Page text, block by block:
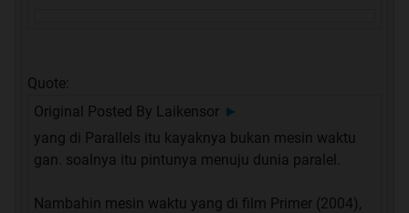
Quote:
Original Posted By Laikensor ►
yang di Parallels itu kayaknya bukan mesin waktu
gan. soalnya itu pintunya menuju dunia paralel.
Nambahin mesin waktu yang di film Primer (2004),